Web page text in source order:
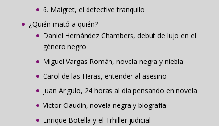
6. Maigret, el detective tranquilo
¿Quién mató a quién?
Daniel Hernández Chambers, debut de lujo en el
género negro
Miguel Vargas Román, novela negra y niebla
Carol de las Heras, entender al asesino
Juan Angulo, 24 horas al día pensando en novela
Víctor Claudín, novela negra y biografía
Enrique Botella y el Trhiller judicial